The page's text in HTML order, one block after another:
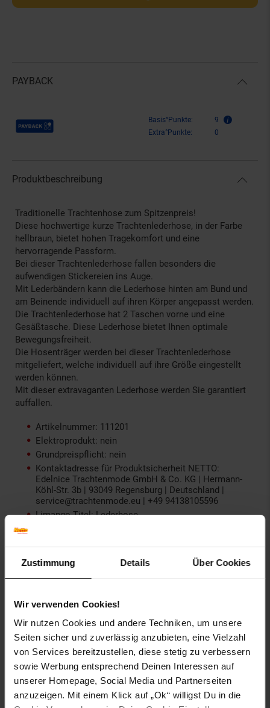
Zustimmung Details Über Cookies
Wir verwenden Cookies!
Wir nutzen Cookies und andere Techniken, um unsere
Seiten sicher und zuverlässig anzubieten, eine Vielzahl
von Services bereitzustellen, diese stetig zu verbessern
sowie Werbung entsprechend Deinen Interessen auf
unserer Homepage, Social Media und Partnerseiten
anzuzeigen. Mit einem Klick auf „Ok“ willigst Du in die
PAYBACK
Payback Punkte Basis°Punkte:
9
Extra°Punkte:
0
Produktbeschreibung
Traditionelle Trachtenhose zum Spitzenpreis!
Diese hochwertige kurze Trachtenlederhose, in der Farbe
hellbraun, bietet hohen Tragekomfort und eine
hervorragende Passform.
Bei dieser Trachtenlederhose fallen besonders die
aufwendigen Stickereien ins Auge.
Mit Lederbändern kann die Lederhose hinten am Bund und
am Beinende individuell auf ihren Körper angepasst werden.
Die Trachtenlederhose hat 2 Taschen vorne und eine
Gesäßtasche. Diese Lederhose bietet Ihnen optimale
Bewegungsfreiheit.
Die Hosenträger werden bei dieser Trachtenlederhose
mitgeliefert, welche individuell auf ihre Größe eingestellt
werden können.
Mit dieser extravaganten Lederhose werden Sie garantiert
auffallen.
Artikelnummer: 111201
Elektroprodukt: nein
Grundpreispflicht: nein
Kontaktadresse für Produktsicherheit NETTO:
Edelnice Trachtenmode GmbH & Co. KG | Hermann-
Köhl-Str. 3b | 93049 Regensburg | Deutschland |
service@trachtenmode.eu | +49 94138105596
Limango Titel: Lederhose
Material: 100% Rindsleder
Gewählte Variante:
Größe: 44
Artikelnummer: 2541424000
EAN: 4260332861267
Artikel gehört zur Kategorie:Lederhosen